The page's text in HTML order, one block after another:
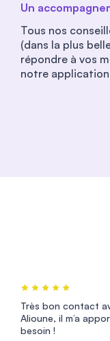
Un
Tous nos
(dans la plus
répondre à vos
notre
Très bon contact
Alioune, il m’a
besoin !